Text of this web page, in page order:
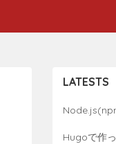
LATESTS
Hugoで作